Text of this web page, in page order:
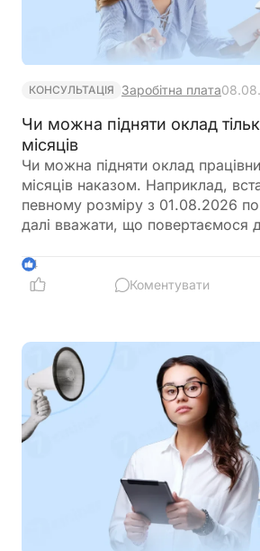
КОНСУЛЬТАЦІЯ Заробітна плата
Чи можна підняти оклад
місяців
Чи можна підняти оклад
місяців наказом. Наприклад,
певному розміру з 01.08.2026
далі вважати, що повертаємося
4
Коментувати